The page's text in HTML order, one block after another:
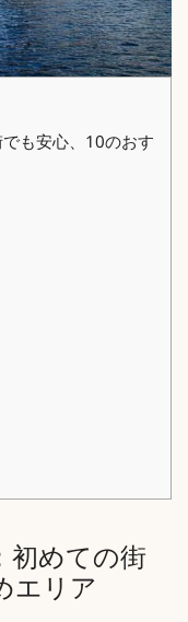
も安心、10のおす
めての街
エリア